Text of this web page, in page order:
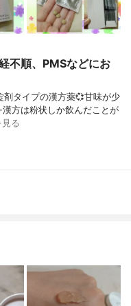
不順、PMSなどにお
タイプの漢方薬💞甘味が少
方は粉状しか飲んだことが
る